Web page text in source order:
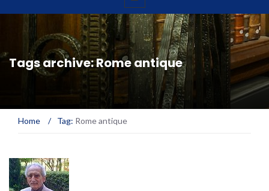
Tags archive: Rome antique
Home / Tag: Rome antique